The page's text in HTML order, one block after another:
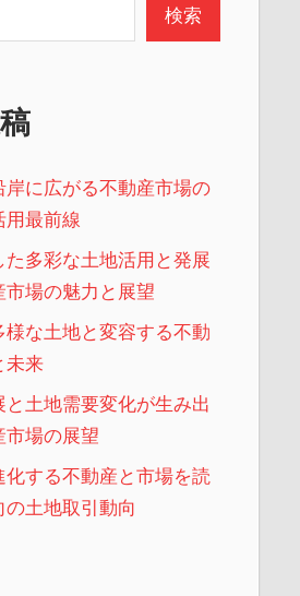
検索
に広がる不動産市場の
用最前線
多彩な土地活用と発展
市場の魅力と展望
な土地と変容する不動
未来
土地需要変化が生み出
市場の展望
する不動産と市場を読
土地取引動向